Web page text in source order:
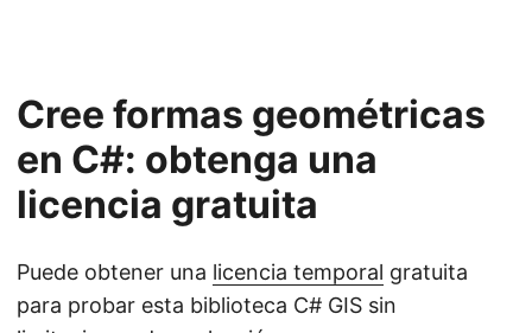
Cree formas geométricas
en C#: obtenga una
licencia gratuita
Puede obtener una licencia temporal gratuita
para probar esta biblioteca C# GIS sin